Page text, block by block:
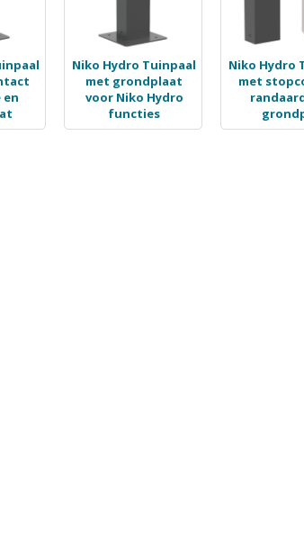
en
Niko Hydro Tuinpaal
met grondplaat
voor Niko Hydro
functies
Niko Hydro
met